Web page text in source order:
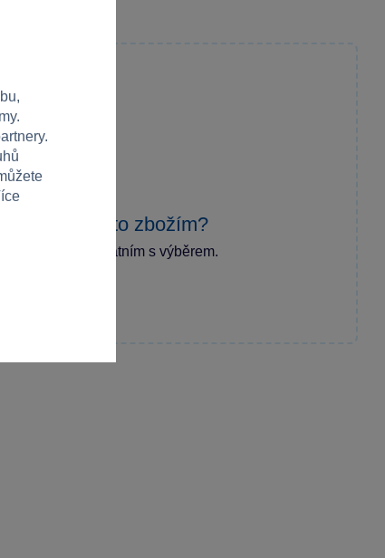
s tímto zbožím?
a pomozte ostatním s výběrem.